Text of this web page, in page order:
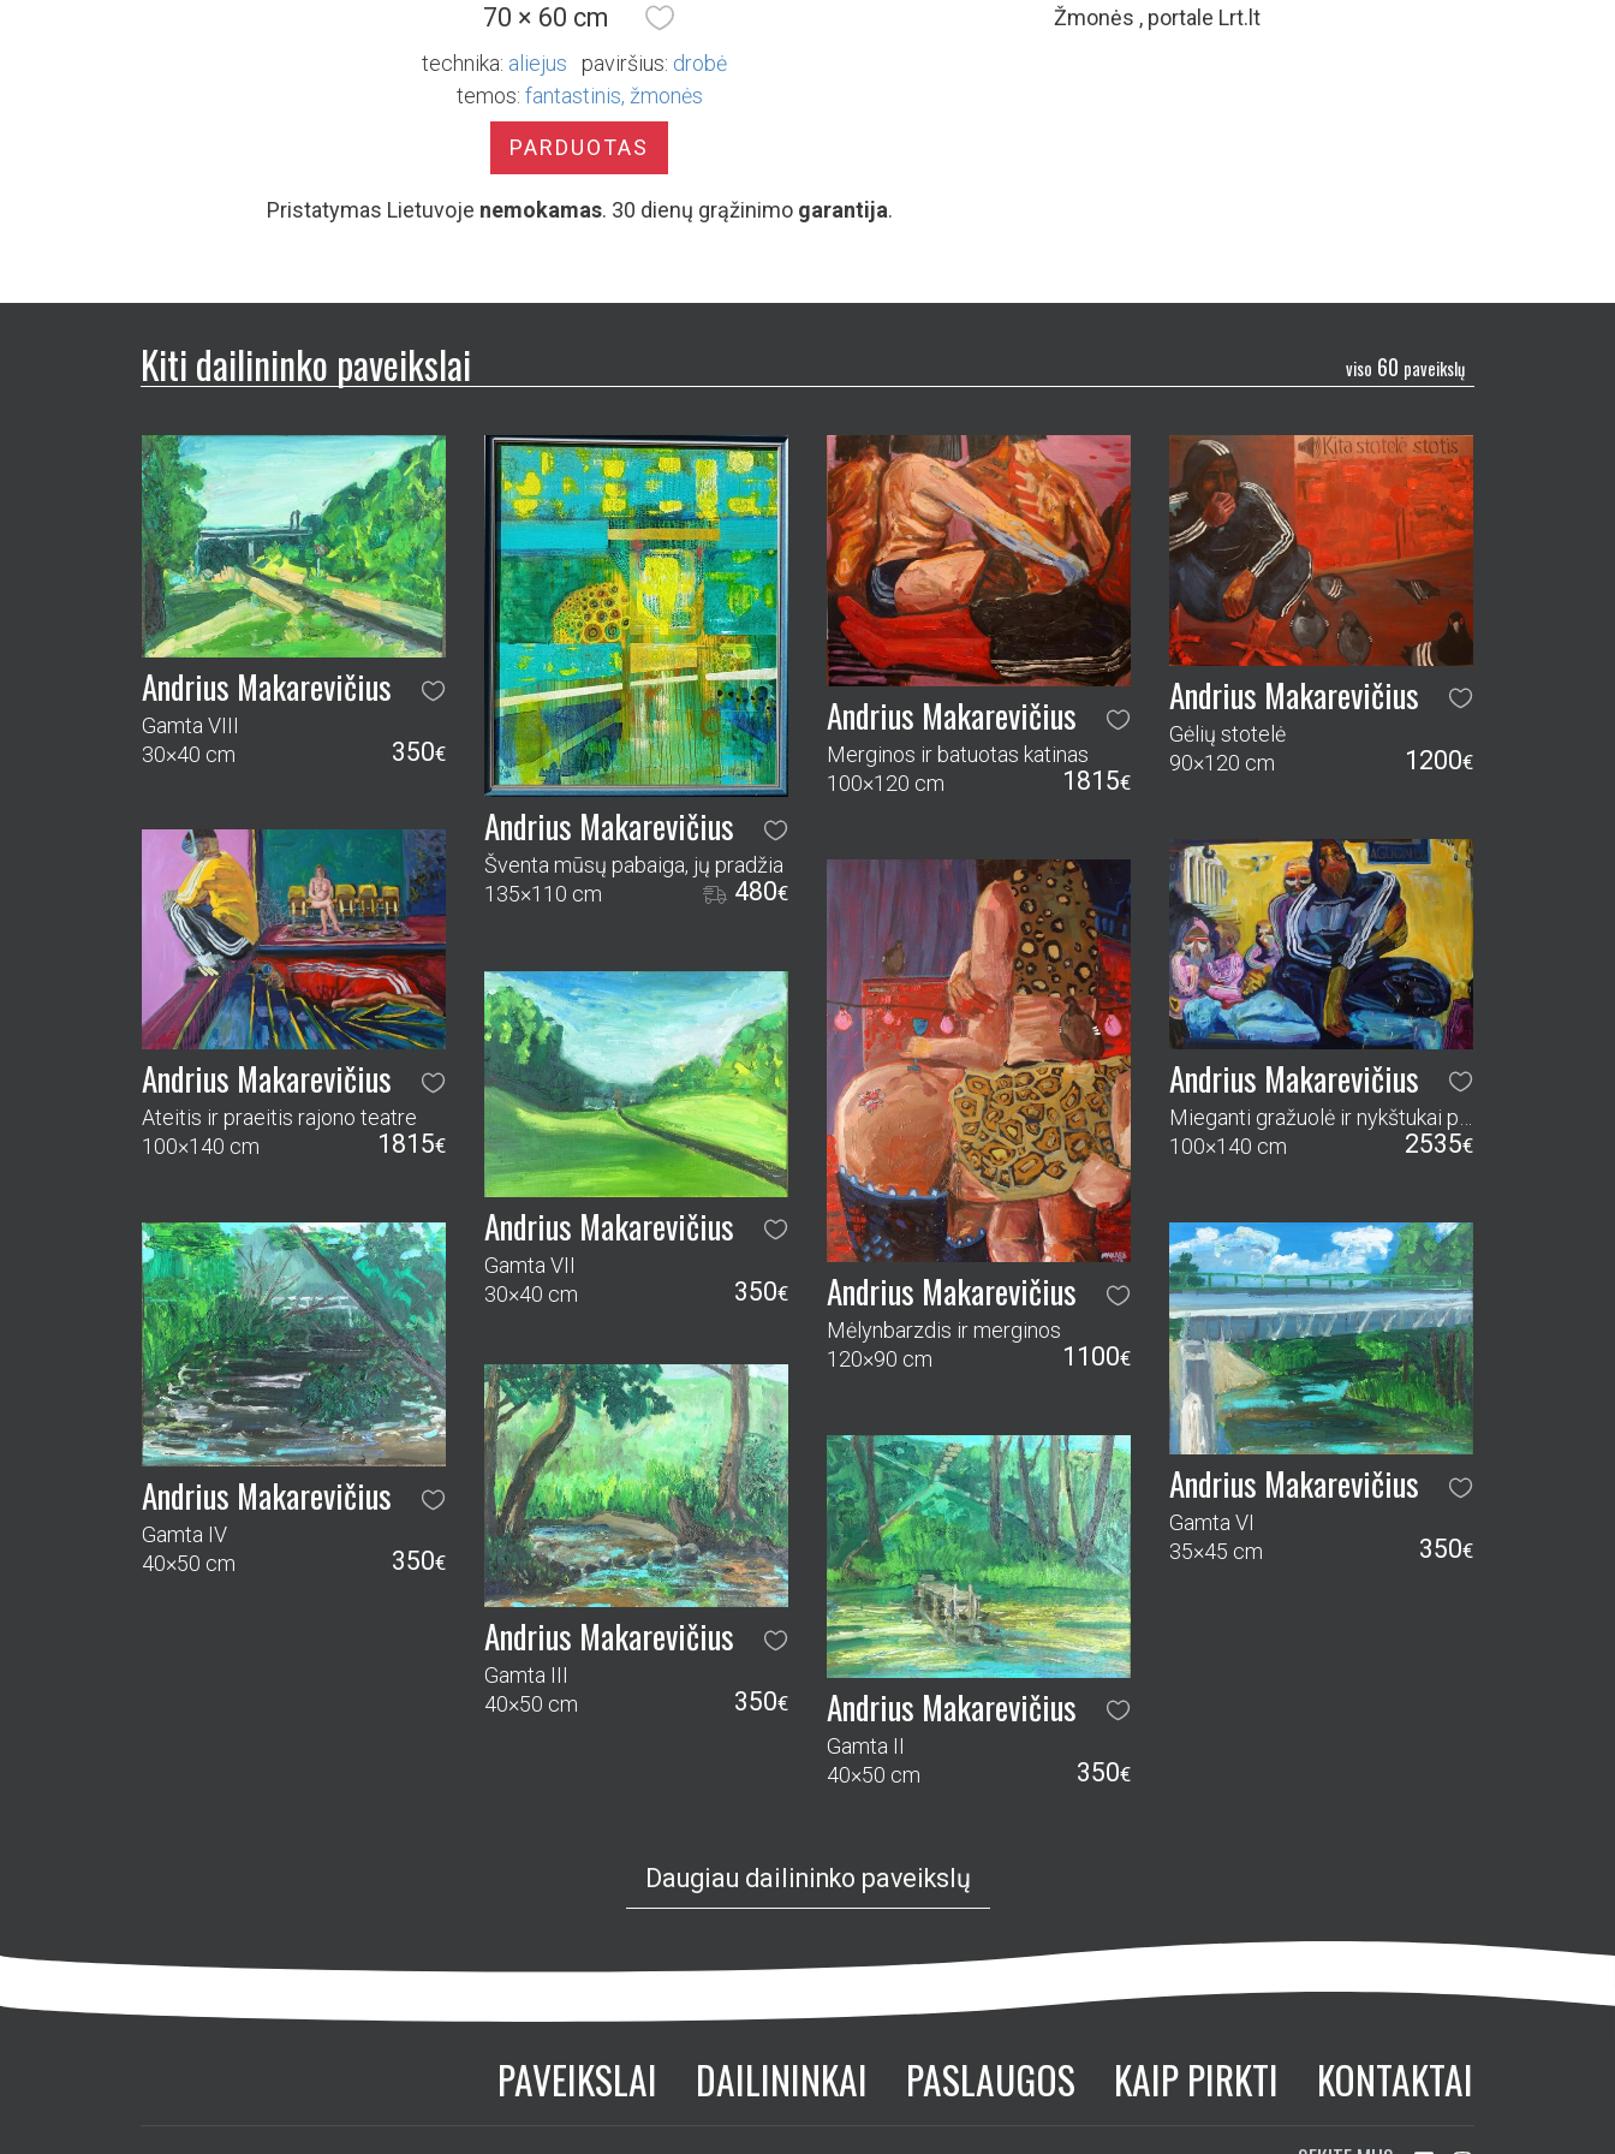
70 × 60 cm
technika: aliejus paviršius: drobė
temos: fantastinis žmonės
PARDUOTAS
Pristatymas Lietuvoje nemokamas. 30 dienų grąžinimo garantija.
Žmonės , portale Lrt.lt
Kiti dailininko paveikslai viso 60 paveikslų
Andrius Makarevičius
Gamta VIII
30×40 cm
350€
Andrius Makarevičius
Šventa mūsų pabaiga, jų pradžia
135×110 cm
480€
Andrius Makarevičius
Merginos ir batuotas katinas
100×120 cm
1815€
Andrius Makarevičius
Gėlių stotelė
90×120 cm
1200€
Andrius Makarevičius
Ateitis ir praeitis rajono teatre
100×140 cm
1815€
Andrius Makarevičius
100×140 cm
2535€
Andrius Makarevičius
Mėlynbarzdis ir merginos
120×90 cm
1100€
Andrius Makarevičius
Gamta VII
30×40 cm
350€
Andrius Makarevičius
Gamta VI
35×45 cm
350€
Andrius Makarevičius
Gamta IV
40×50 cm
350€
Andrius Makarevičius
Gamta III
40×50 cm
350€ Andrius Makarevičius
Gamta II
40×50 cm
350€
Daugiau dailininko paveikslų
PAVEIKSLAI DAILININKAI PASLAUGOS KAIP PIRKTI KONTAKTAI